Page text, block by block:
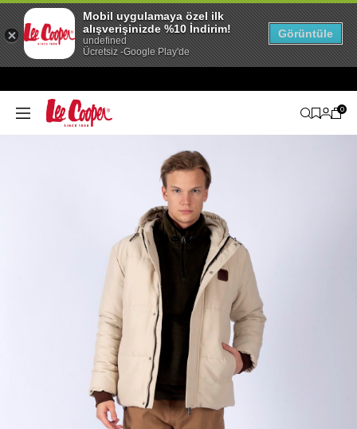
0
Mobil uygulamaya özel ilk
alışverişinizde %10 İndirim!
undefined
Ücretsiz -Google Play'de
Görüntüle